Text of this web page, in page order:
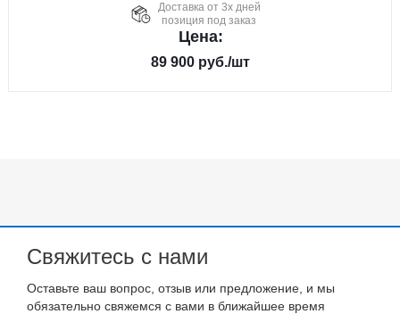
Доставка от 3х дней
позиция под заказ
Цена:
89 900 руб./шт
Свяжитесь с нами
Оставьте ваш вопрос, отзыв или предложение, и мы
обязательно свяжемся с вами в ближайшее время